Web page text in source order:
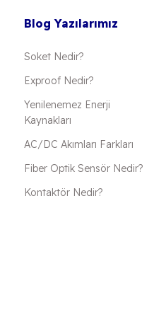
Blog Yazılarımız
Soket Nedir?
Exproof Nedir?
Yenilenemez Enerji
Kaynakları
AC/DC Akımları Farkları
Fiber Optik Sensör Nedir?
Kontaktör Nedir?